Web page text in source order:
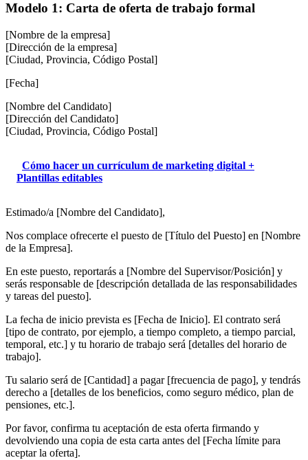
Modelo 1: Carta de oferta de trabajo formal
[Nombre de la empresa]
[Dirección de la empresa]
[Ciudad, Provincia, Código Postal]
[Fecha]
[Nombre del Candidato]
[Dirección del Candidato]
[Ciudad, Provincia, Código Postal]
Cómo hacer un currículum de marketing digital +
Plantillas editables
Estimado/a [Nombre del Candidato],
Nos complace ofrecerte el puesto de [Título del Puesto] en [Nombre
de la Empresa].
En este puesto, reportarás a [Nombre del Supervisor/Posición] y
serás responsable de [descripción detallada de las responsabilidades
y tareas del puesto].
La fecha de inicio prevista es [Fecha de Inicio]. El contrato será
[tipo de contrato, por ejemplo, a tiempo completo, a tiempo parcial,
temporal, etc.] y tu horario de trabajo será [detalles del horario de
trabajo].
Tu salario será de [Cantidad] a pagar [frecuencia de pago], y tendrás
derecho a [detalles de los beneficios, como seguro médico, plan de
pensiones, etc.].
Por favor, confirma tu aceptación de esta oferta firmando y
devolviendo una copia de esta carta antes del [Fecha límite para
aceptar la oferta].